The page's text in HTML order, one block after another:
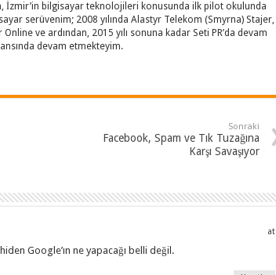
İzmir’in bilgisayar teknolojileri konusunda ilk pilot okulunda
serüvenim; 2008 yılında Alastyr Telekom (Smyrna) Stajer,
Online ve ardından, 2015 yılı sonuna kadar Seti PR’da devam
devam etmekteyim.
Sonraki
Facebook, Spam ve Tık Tuzağına
Karşı Savaşıyor
at
Google’ın ne yapacağı belli değil.